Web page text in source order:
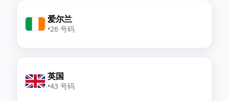
爱尔兰
•26 号码
英国
•43 号码